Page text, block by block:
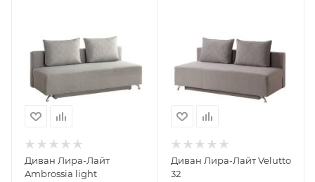
Диван Лира-Лайт
Ambrossia light
Диван Лира-Лайт Velutto
32